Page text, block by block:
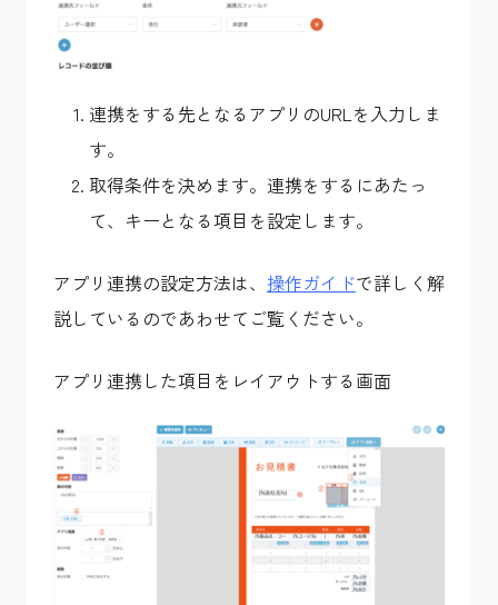
連携をする先となるアプリのURLを入力しま
す。
取得条件を決めます。連携をするにあたっ
て、キーとなる項目を設定します。
アプリ連携の設定方法は、 操作ガイドで詳しく解
説しているのであわせてご覧ください。
アプリ連携した項目をレイアウトする画面